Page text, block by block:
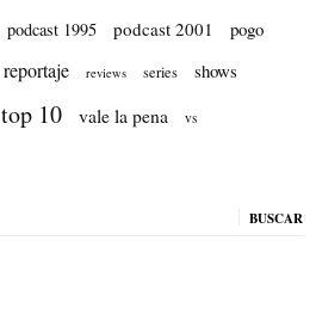
podcast 1995 podcast 2001
pogo
reportaje reviews series shows
top 10 vale la pena vs